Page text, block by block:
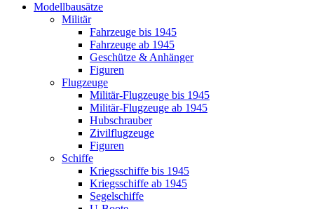
Modellbausätze
Militär
Fahrzeuge bis 1945
Fahrzeuge ab 1945
Geschütze & Anhänger
Figuren
Flugzeuge
Militär-Flugzeuge bis 1945
Militär-Flugzeuge ab 1945
Hubschrauber
Zivilflugzeuge
Figuren
Schiffe
Kriegsschiffe bis 1945
Kriegsschiffe ab 1945
Segelschiffe